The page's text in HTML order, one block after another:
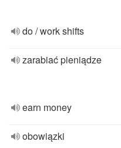
do / work shifts
zarabiać pieniądze
earn money
obowiązki